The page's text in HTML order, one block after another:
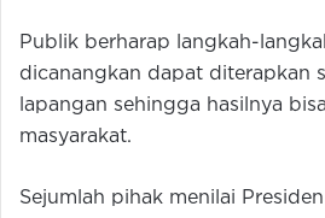
Publik berharap langkah-
dicanangkan dapat diterapkan
lapangan sehingga hasilnya
masyarakat.
Sejumlah pihak menilai